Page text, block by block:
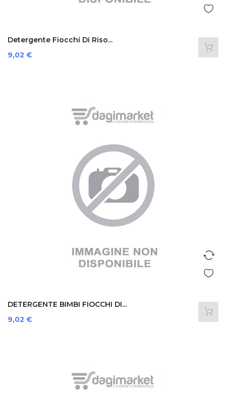
Detergente Fiocchi Di Riso...
Prezzo
9,02 €
DETERGENTE BIMBI FIOCCHI DI...
Prezzo
9,02 €